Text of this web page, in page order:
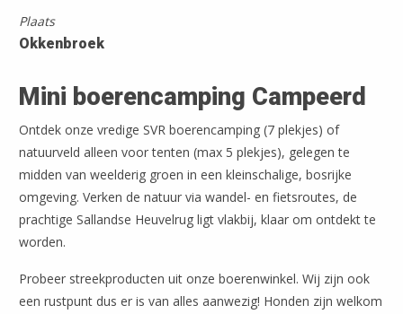
Plaats
Okkenbroek
Mini boerencamping Campeerd
Ontdek onze vredige SVR boerencamping (7 plekjes) of
natuurveld alleen voor tenten (max 5 plekjes), gelegen te
midden van weelderig groen in een kleinschalige, bosrijke
omgeving. Verken de natuur via wandel- en fietsroutes, de
prachtige Sallandse Heuvelrug ligt vlakbij, klaar om ontdekt te
worden.
Probeer streekproducten uit onze boerenwinkel. Wij zijn ook
een rustpunt dus er is van alles aanwezig! Honden zijn welkom